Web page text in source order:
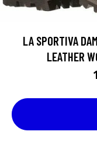
LA SPORTIVA
LEATHER